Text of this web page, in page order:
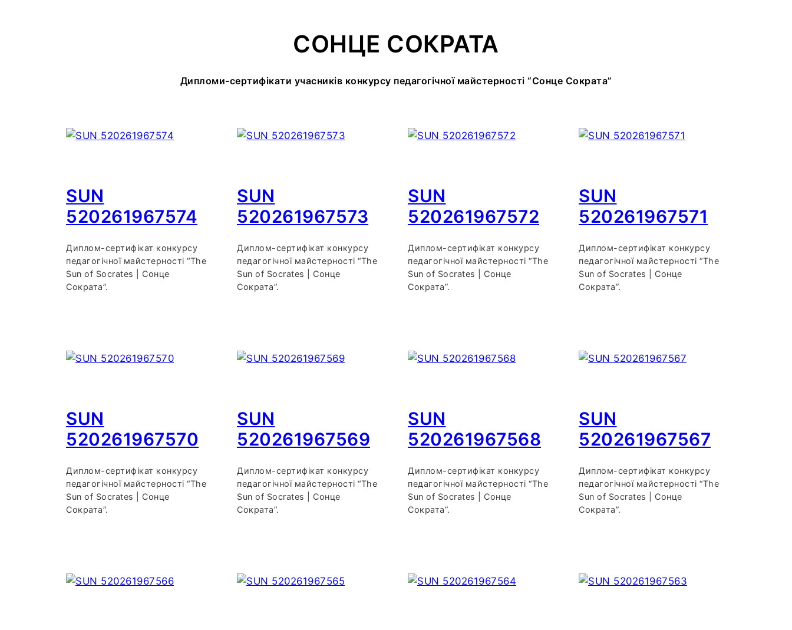
СОНЦЕ СОКРАТА
Дипломи-сертифікати учасників конкурсу педагогічної майстерності “Сонце Сократа”
SUN
520261967574
Диплом-сертифікат конкурсу
педагогічної майстерності “The
Sun of Socrates | Сонце
Сократа”.
SUN
520261967573
Диплом-сертифікат конкурсу
педагогічної майстерності “The
Sun of Socrates | Сонце
Сократа”.
SUN
520261967572
Диплом-сертифікат конкурсу
педагогічної майстерності “The
Sun of Socrates | Сонце
Сократа”.
SUN
520261967571
Диплом-сертифікат конкурсу
педагогічної майстерності “The
Sun of Socrates | Сонце
Сократа”.
SUN
520261967570
Диплом-сертифікат конкурсу
педагогічної майстерності “The
Sun of Socrates | Сонце
Сократа”.
SUN
520261967569
Диплом-сертифікат конкурсу
педагогічної майстерності “The
Sun of Socrates | Сонце
Сократа”.
SUN
520261967568
Диплом-сертифікат конкурсу
педагогічної майстерності “The
Sun of Socrates | Сонце
Сократа”.
SUN
520261967567
Диплом-сертифікат конкурсу
педагогічної майстерності “The
Sun of Socrates | Сонце
Сократа”.